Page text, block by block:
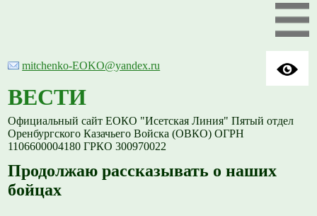
mitchenko-EOKO@yandex.ru
ВЕСТИ
Официальный сайт ЕОКО "Исетская Линия" Пятый отдел
Оренбургского Казачьего Войска (ОВКО) ОГРН
1106600004180 ГРКО 300970022
Продолжаю рассказывать о наших
бойцах